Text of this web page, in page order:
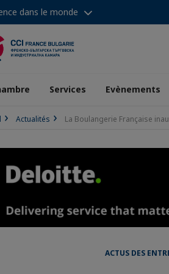
dans le monde
Services Evènements
Actualités La Boulangerie Française
ACTUS DES